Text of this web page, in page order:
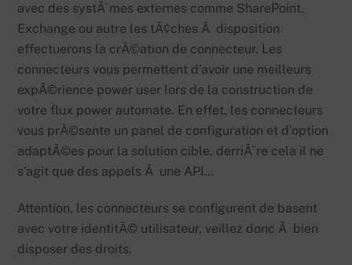
avec des systÃ¨mes externes comme SharePoint,
Exchange ou autre les tÃ¢ches Ã disposition
effectuerons la crÃ©ation de connecteur. Les
connecteurs vous permettent d’avoir une meilleurs
expÃ©rience power user lors de la construction de
votre flux power automate. En effet, les connecteurs
vous prÃ©sente un panel de configuration et d’option
adaptÃ©es pour la solution cible, derriÃ¨re cela il ne
s’agit que des appels Ã une API…
Attention, les connecteurs se configurent de basent
avec votre identitÃ© utilisateur, veillez donc Ã bien
disposer des droits.